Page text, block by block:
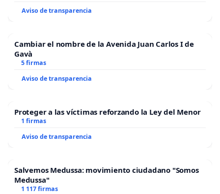
Aviso de transparencia
Cambiar el nombre de la Avenida Juan Carlos I de
Gavà
5 firmas
Aviso de transparencia
Proteger a las víctimas reforzando la Ley del Menor
1 firmas
Aviso de transparencia
Salvemos Medussa: movimiento ciudadano "Somos
Medussa"
1 117 firmas